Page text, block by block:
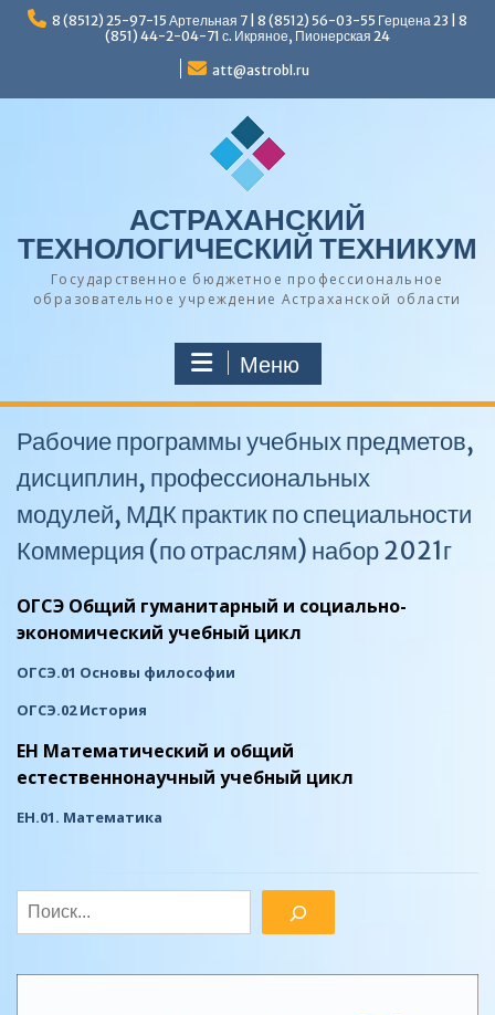
Перейти8 (8512) 25-97-15 Артельная 7 | 8 (8512) 56-03-55 Герцена 23 | 8
(851) 44-2-04-71 с. Икряное, Пионерская 24
att@astrobl.ru
АСТРАХАНСКИЙ
ТЕХНОЛОГИЧЕСКИЙ ТЕХНИКУМ
Государственное бюджетное профессиональное
образовательное учреждение Астраханской области
Меню
Рабочие программы учебных предметов,
дисциплин, профессиональных
модулей, МДК практик по специальности
Коммерция (по отраслям) набор 2021г
ОГСЭ Общий гуманитарный и социально-
экономический учебный цикл
ОГСЭ.01 Основы философии
ОГСЭ.02 История
ЕН Математический и общий
естественнонаучный учебный цикл
ЕН.01. Математика
Поиск